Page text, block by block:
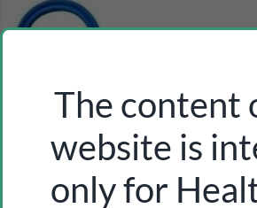
The content
website is
only for